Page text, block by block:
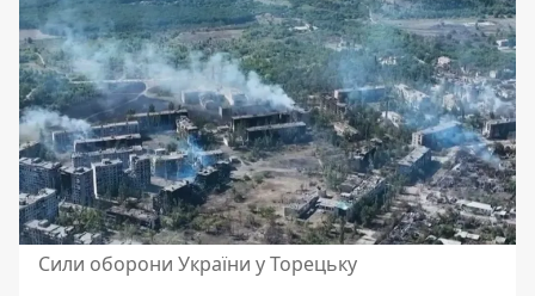
Сили оборони України у Торецьку